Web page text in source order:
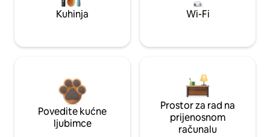
Kuhinja Wi-Fi
Povedite kućne
ljubimce
Prostor za rad na
prijenosnom
računalu